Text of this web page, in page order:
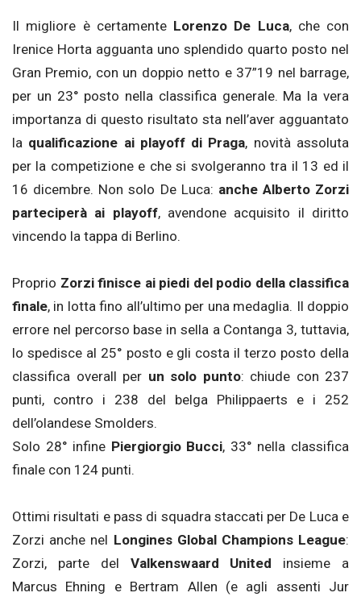
Il migliore è certamente Lorenzo De Luca, che con
Irenice Horta agguanta uno splendido quarto posto nel
Gran Premio, con un doppio netto e 37”19 nel barrage,
per un 23° posto nella classifica generale. Ma la vera
importanza di questo risultato sta nell’aver agguantato
la qualificazione ai playoff di Praga, novità assoluta
per la competizione e che si svolgeranno tra il 13 ed il
16 dicembre. Non solo De Luca: anche Alberto Zorzi
parteciperà ai playoff, avendone acquisito il diritto
vincendo la tappa di Berlino.
Proprio Zorzi finisce ai piedi del podio della classifica
finale, in lotta fino all’ultimo per una medaglia. Il doppio
errore nel percorso base in sella a Contanga 3, tuttavia,
lo spedisce al 25° posto e gli costa il terzo posto della
classifica overall per un solo punto: chiude con 237
punti, contro i 238 del belga Philippaerts e i 252
dell’olandese Smolders.
Solo 28° infine Piergiorgio Bucci, 33° nella classifica
finale con 124 punti.
Ottimi risultati e pass di squadra staccati per De Luca e
Zorzi anche nel Longines Global Champions League:
Zorzi, parte del Valkenswaard United insieme a
Marcus Ehning e Bertram Allen (e agli assenti Jur